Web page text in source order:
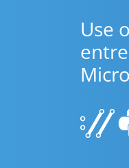
Use